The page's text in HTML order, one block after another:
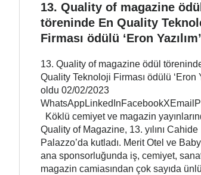
13. Quality of magazine ödül
töreninde En Quality
Firması ödülü ‘Eron
13. Quality of magazine ödül
Quality Teknoloji Firması ödülü ‘Eron
oldu 02/02/2023
Köklü cemiyet ve magazin
Quality of Magazine, 13. yılını Cahide
Palazzo’da kutladı. Merit Otel ve
ana sponsorluğunda iş, cemiyet,
magazin camiasından çok sayıda